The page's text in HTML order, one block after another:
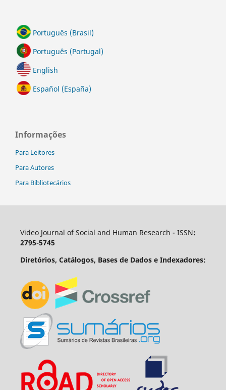
Português (Brasil)
Português (Portugal)
English
Español (España)
Informações
Para Leitores
Para Autores
Para Bibliotecários
Video Journal of Social and Human Research - ISSN:
2795-5745
Diretórios, Catálogos, Bases de Dados e Indexadores: